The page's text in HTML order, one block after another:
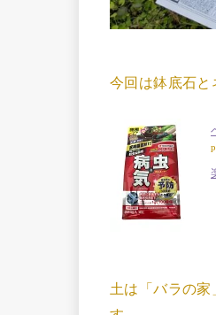
今回は鉢底石と
土は「バラの